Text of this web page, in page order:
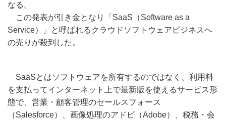
なる。
この発表が引き金となり「SaaS（Software as a
Service）」と呼ばれるクラウドソフトウェアビジネスへ
の売りが殺到した。
SaaSとはソフトウェアを所有するのではなく、利用料
を支払ってインターネット上で最新版を使えるサービス形
態で、営業・顧客管理のセールスフォース
（Salesforce）、画像処理のアドビ（Adobe）、税務・会